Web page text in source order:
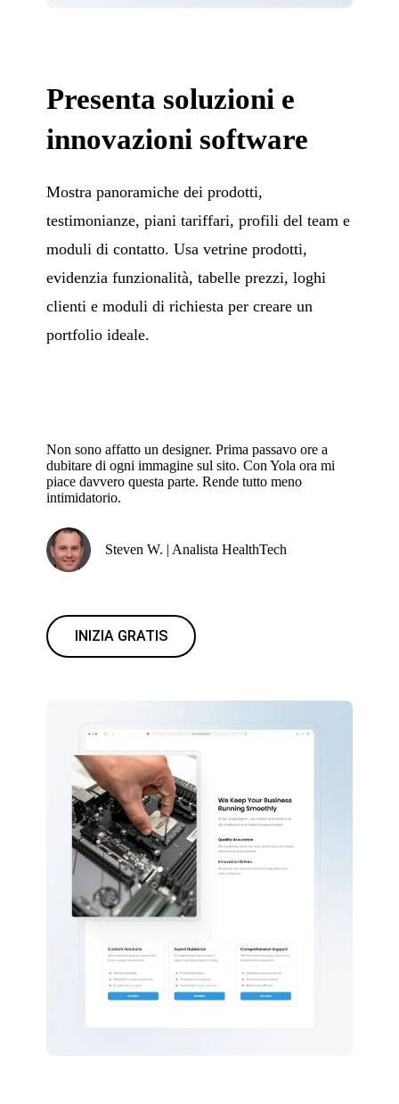
Presenta soluzioni e
innovazioni software
Mostra panoramiche dei prodotti,
testimonianze, piani tariffari, profili del team e
moduli di contatto. Usa vetrine prodotti,
evidenzia funzionalità, tabelle prezzi, loghi
clienti e moduli di richiesta per creare un
portfolio ideale.
Non sono affatto un designer. Prima passavo ore a
dubitare di ogni immagine sul sito. Con Yola ora mi
piace davvero questa parte. Rende tutto meno
intimidatorio.
Steven W. | Analista HealthTech
INIZIA GRATIS